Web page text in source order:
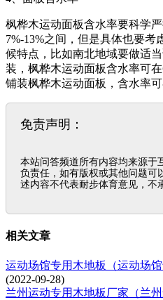
枫桦木运动面板含水率要科学
7%-13%之间，但是具体也要
候特点，比如南北地域要做适
装，枫桦木运动面板含水率可
铺装枫桦木运动面板，含水率可
免责声明：
本站问答频道所有内容均来源于
负责任，如有版权或其他问题可
述内容不代表耐步体育意见，不
相关文章
运动场馆专用木地板（运动场馆
(2022-09-28)
兰州运动专用木地板厂家（兰州